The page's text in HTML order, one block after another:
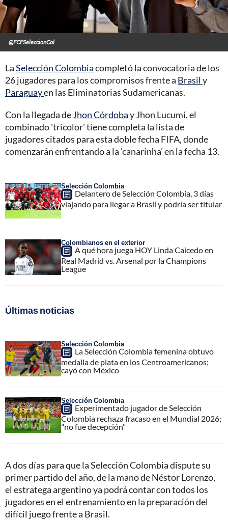
@FCFSeleccionCol
LaSelección Colombiacompletó la convocatoria de los
26 jugadores para los compromisos frente a Brasily
Paraguayen las Eliminatorias Sudamericanas.
Con la llegada deJhon Córdobay Jhon Lucumí, el
combinado 'tricolor' tiene completa la lista de
jugadores citados para esta doble fecha FIFA, donde
comenzarán enfrentando a la 'canarinha' en la fecha 13.
Selección Colombia
Delantero de Selección Colombia, 3 días
viajando para llegar a Brasil y podría ser titular
Colombianos en el exterior
A qué hora juega HOY Linda Caicedo en
Real Madrid vs. Arsenal por la Champions
League
Últimas noticias
Selección Colombia
La Selección Colombia femenina obtuvo
medalla de plata en los Centroamericanos;
cayó con México
Selección Colombia
Experimentado jugador de Selección
Colombia rechaza fracaso en el Mundial 2026;
"no fue decepción"
A dos días para que la Selección Colombia dispute su
primer partido del año, de la mano de Néstor Lorenzo,
el estratega argentino ya podrá contar con todos los
jugadores en el entrenamiento en la preparación del
difícil juego frente a Brasil.